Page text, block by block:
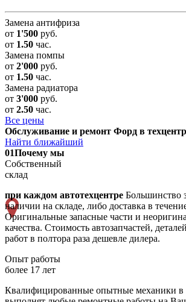
Замена антифриза
от 1'500 руб.
от 1.50 час.
Замена помпы
от 2'000 руб.
от 1.50 час.
Замена радиатора
от 3'000 руб.
от 2.50 час.
Все цены
Обслуживание и ремонт Форд в
Найти ближайший
01Почему мы
Собственный
склад
при каждом автотехцентре Большинство
наличии на складе, либо доставка в
Оригинальные запасные части и
качества. Стоимость автозапчастей,
работ в полтора раза дешевле дилера.
Опыт работы
более 17 лет
Квалифицированные опытные механики в